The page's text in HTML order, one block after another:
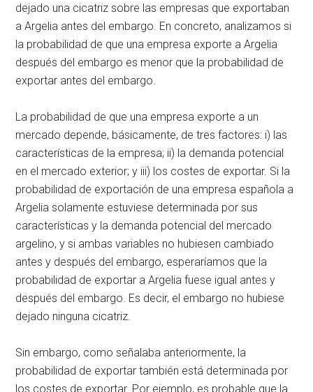
dejado una cicatriz sobre las empresas que exportaban
a Argelia antes del embargo. En concreto, analizamos si
la probabilidad de que una empresa exporte a Argelia
después del embargo es menor que la probabilidad de
exportar antes del embargo.
La probabilidad de que una empresa exporte a un
mercado depende, básicamente, de tres factores: i) las
características de la empresa; ii) la demanda potencial
en el mercado exterior; y iii) los costes de exportar. Si la
probabilidad de exportación de una empresa española a
Argelia solamente estuviese determinada por sus
características y la demanda potencial del mercado
argelino, y si ambas variables no hubiesen cambiado
antes y después del embargo, esperaríamos que la
probabilidad de exportar a Argelia fuese igual antes y
después del embargo. Es decir, el embargo no hubiese
dejado ninguna cicatriz.
Sin embargo, como señalaba anteriormente, la
probabilidad de exportar también está determinada por
los costes de exportar. Por ejemplo, es probable que la